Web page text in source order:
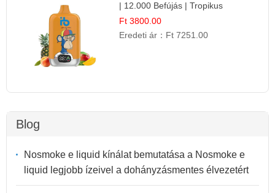
| 12.000 Befújás | Tropikus
Gyümölcs Íz
Ft 3800.00
Eredeti ár： Ft 7251.00
Blog
Nosmoke e liquid kínálat bemutatása a Nosmoke e
liquid legjobb ízeivel a dohányzásmentes élvezetért